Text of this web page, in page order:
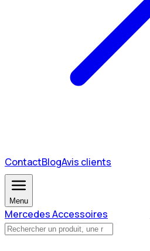
ContactBlogAvis clients
Menu
Mercedes Accessoires